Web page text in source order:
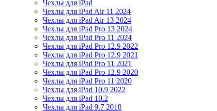
Чехлы для iPad
Чехлы для iPad Air 11 2024
Чехлы для iPad Air 13 2024
Чехлы для iPad Pro 13 2024
Чехлы для iPad Pro 11 2024
Чехлы для iPad Pro 12.9 2022
Чехлы для iPad Pro 12.9 2021
Чехлы для iPad Pro 11 2021
Чехлы для iPad Pro 12.9 2020
Чехлы для iPad Pro 11 2020
Чехлы для iPad 10.9 2022
Чехлы для iPad 10.2
Чехлы для iPad 9.7 2018